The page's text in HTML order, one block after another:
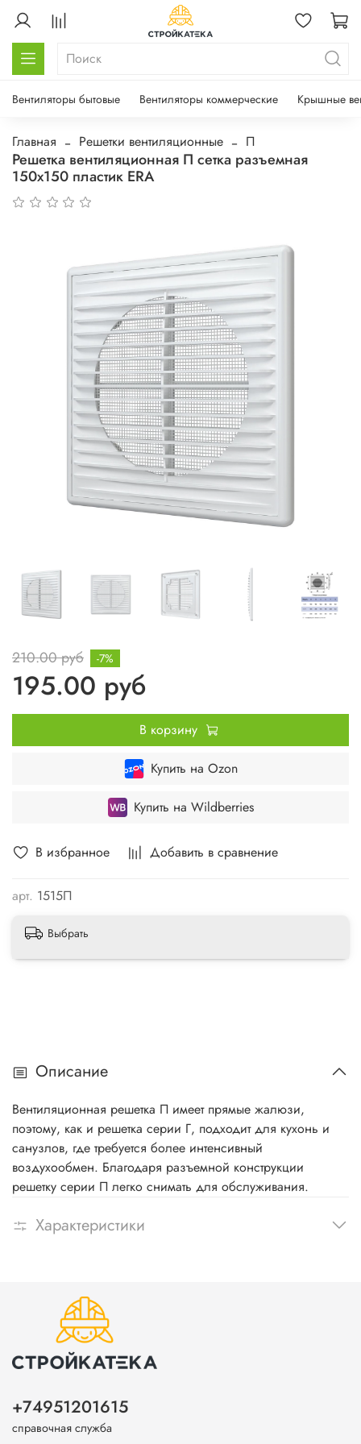
Вентиляторы бытовые Вентиляторы коммерческие Крышные
Главная Решетки вентиляционные П
Решетка вентиляционная П сетка разъемная
150х150 пластик ERA
В избранное Добавить в сравнение
арт. 1515П
210.00 руб
195.00 руб
-7%
В корзину
Купить на Ozon
Купить на Wildberries
Выбрать
Описание
Вентиляционная решетка П имеет прямые жалюзи,
поэтому, как и решетка серии Г, подходит для кухонь и
санузлов, где требуется более интенсивный
воздухообмен. Благодаря разъемной конструкции
решетку серии П легко снимать для обслуживания.
Характеристики
+74951201615
справочная служба